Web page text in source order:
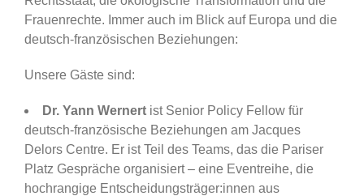
Frauenrechte. Immer auch im Blick auf Europa und die
deutsch-französischen Beziehungen:
Unsere Gäste sind:
Dr. Yann Wernertist Senior Policy Fellow für
deutsch-französische Beziehungen am Jacques
Delors Centre. Er ist Teil des Teams, das die Pariser
Platz Gespräche organisiert – eine Eventreihe, die
hochrangige Entscheidungsträger:innen aus